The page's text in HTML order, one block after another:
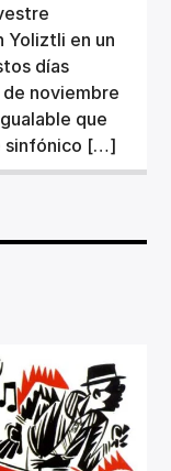
Yoliztli en un
días
de noviembre
que
sinfónico […]